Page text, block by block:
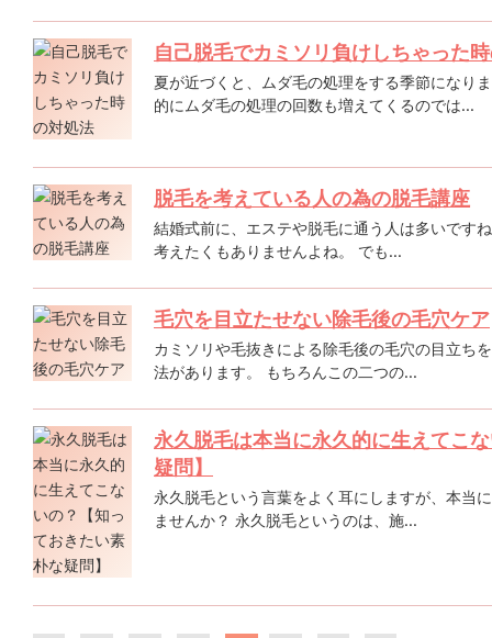
自己脱毛でカミソリ負けしちゃった
夏が近づくと、ムダ毛の処理をする季節になり
的にムダ毛の処理の回数も増えてくるのでは...
脱毛を考えている人の為の脱毛講座
結婚式前に、エステや脱毛に通う人は多いです
考えたくもありませんよね。 でも...
毛穴を目立たせない除毛後の毛穴ケア
カミソリや毛抜きによる除毛後の毛穴の目立ち
法があります。 もちろんこの二つの...
永久脱毛は本当に永久的に生えてこ
疑問】
永久脱毛という言葉をよく耳にしますが、本当
ませんか？ 永久脱毛というのは、施...